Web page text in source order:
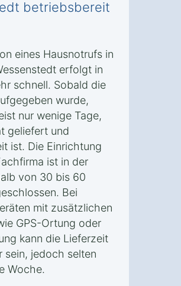
betriebsbereit
eines Hausnotrufs in
erfolgt in
schnell. Sobald die
wurde,
nur wenige Tage,
geliefert und
ist. Die Einrichtung
ist in der
von 30 bis 60
Bei
mit zusätzlichen
GPS-Ortung oder
kann die Lieferzeit
sein, jedoch selten
Woche.